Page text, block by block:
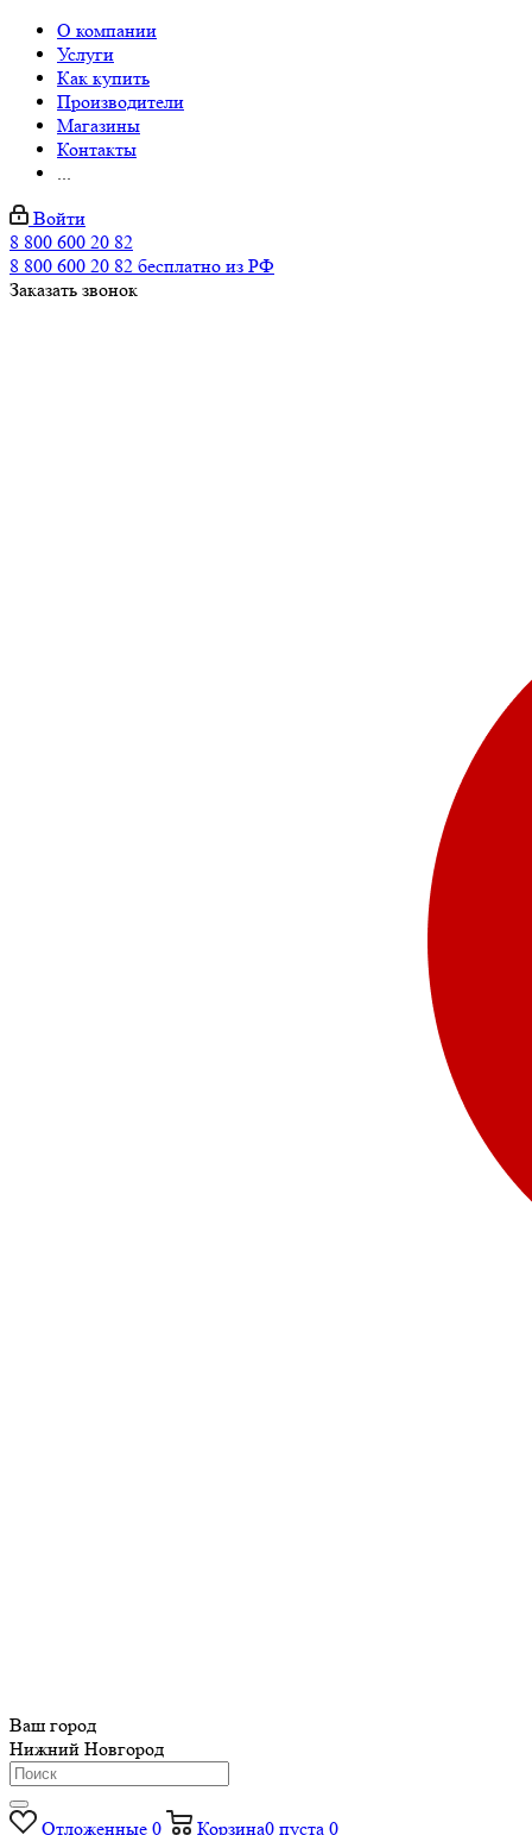
О компании
Услуги
Как купить
Производители
Магазины
Контакты
...
Войти
8 800 600 20 82
8 800 600 20 82 бесплатно из РФ
Заказать звонок
Ваш город
Нижний Новгород
Отложенные 0 Корзина0 пуста 0